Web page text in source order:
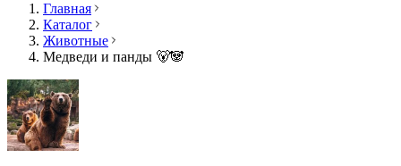
Главная
Каталог
Животные
Медведи и панды 🐻🐼